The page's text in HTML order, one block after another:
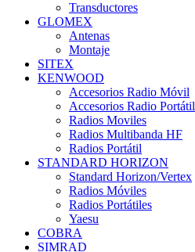
Transductores
GLOMEX
Antenas
Montaje
SITEX
KENWOOD
Accesorios Radio Móvil
Accesorios Radio Portátil
Radios Moviles
Radios Multibanda HF
Radios Portátil
STANDARD HORIZON
Standard Horizon/Vertex
Radios Móviles
Radios Portátiles
Yaesu
COBRA
SIMRAD